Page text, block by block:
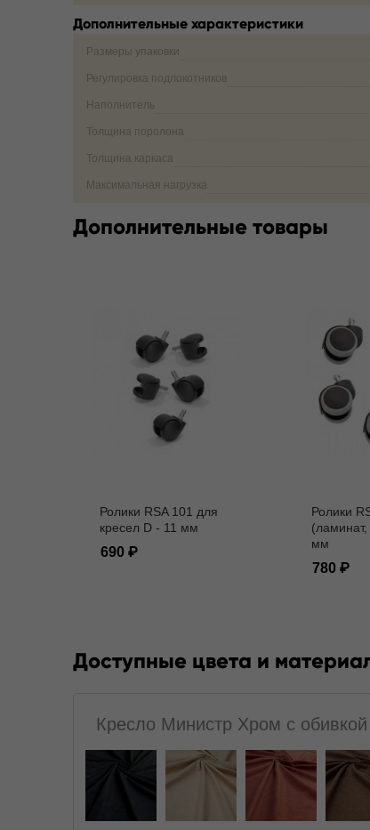
Дополнительные характеристики
Размеры упаковки
Регулировка подлокотников
Наполнитель
Толщина поролона
Толщина каркаса
Максимальная нагрузка
Дополнительные товары
Ролики RSA 101 для
кресел D - 11 мм
690
Ролики
мм
780
Доступные цвета и
Кресло Министр Хром с обивкой